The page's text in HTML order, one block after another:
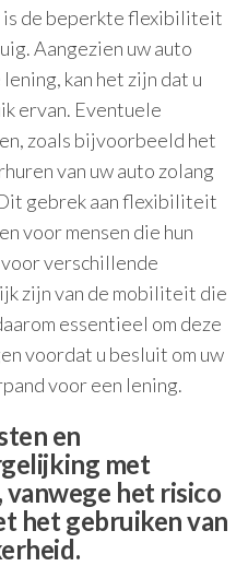
is de beperkte flexibiliteit
Aangezien uw auto
kan het zijn dat u
ervan. Eventuele
zoals bijvoorbeeld het
van uw auto zolang
gebrek aan flexibiliteit
voor mensen die hun
verschillende
zijn van de mobiliteit die
essentieel om deze
voordat u besluit om uw
voor een lening.
en
met
het risico
het gebruiken van